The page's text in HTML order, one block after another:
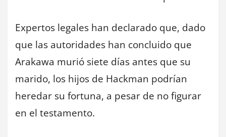
Expertos legales han declarado que, dado
que las autoridades han concluido que
Arakawa murió siete días antes que su
marido, los hijos de Hackman podrían
heredar su fortuna, a pesar de no figurar
en el testamento.